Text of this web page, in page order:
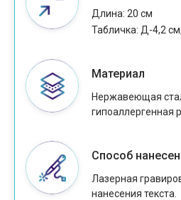
Длина: 20 см
Табличка: Д-4,2
Материал
Нержавеющая
гипоаллергенная
Способ
Лазерная
нанесения текста.